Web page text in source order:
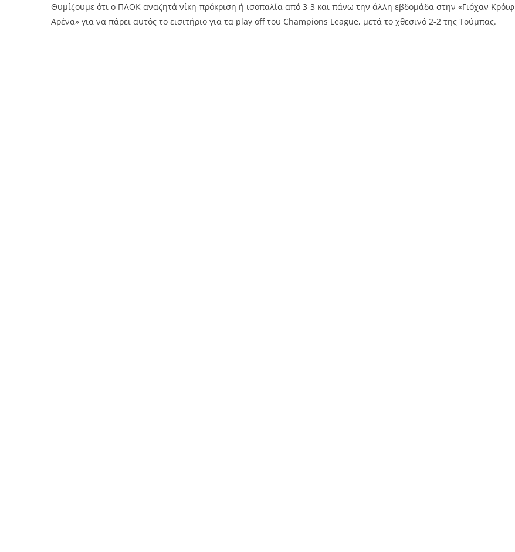
Θυμίζουμε ότι ο ΠΑΟΚ αναζητά νίκη-πρόκριση ή ισοπαλία από 3-3 και πάνω την άλλη εβδομάδα στην «Γιόχαν Κρόιφ
Αρένα» για να πάρει αυτός το εισιτήριο για τα play off του Champions League, μετά το χθεσινό 2-2 της Τούμπας.